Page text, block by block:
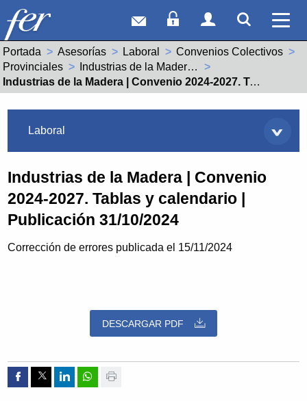
Correo webAcceso Socios
Acceso
Ver
Portada Asesorías Laboral
Convenios Colectivos
Provinciales
Industrias de la Madera (26000255011981)
Actual:
Industrias de la Madera | Convenio 2024-2027. Tablas y calendario | Publicación 31/10/2024
Laboral
Industrias de la Madera | Convenio
2024-2027. Tablas y calendario |
Publicación 31/10/2024
Corrección de errores publicada el 15/11/2024
DESCARGAR PDF
Compartir por Facebook
Compartir por Twitter
Compartir por Linkedin
Compartir por whatsapp
Imprimir